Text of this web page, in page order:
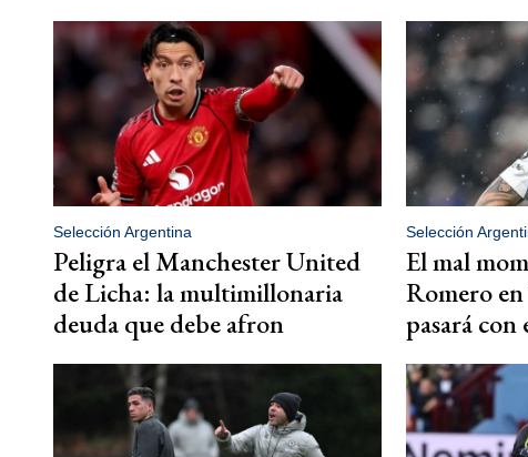
Selección Argentina
Peligra el Manchester United
de Licha: la multimillonaria
deuda que debe afron
Selección
El mal
Romero
pasará con